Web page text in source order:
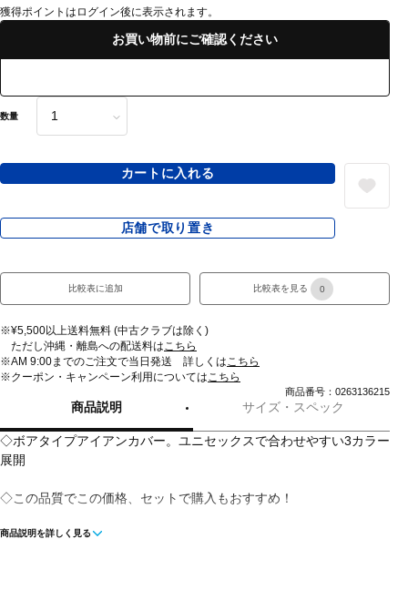
獲得ポイントはログイン後に表示されます。
お買い物前にご確認ください
数量
カートに入れる
店舗で取り置き
比較表に追加 比較表を見る 0
※¥5,500以上送料無料 (中古クラブは除く)
ただし沖縄・離島への配送料はこちら
※AM 9:00までのご注文で当日発送 詳しくはこちら
※クーポン・キャンペーン利用についてはこちら
商品番号：0263136215
商品説明 サイズ・スペック
◇ボアタイプアイアンカバー。ユニセックスで合わせやすい3カラー
展開
◇この品質でこの価格、セットで購入もおすすめ！
■カラー：
商品説明を詳しく見る